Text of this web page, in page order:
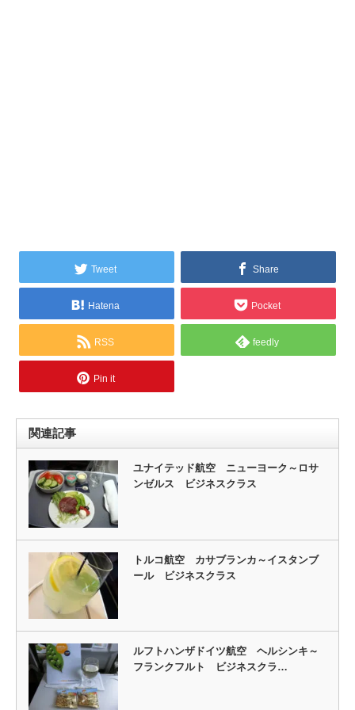
Tweet Share
Hatena Pocket
RSS feedly
Pin it
関連記事
ユナイテッド航空 ニューヨーク～ロサ
ンゼルス ビジネスクラス
トルコ航空 カサブランカ～イスタンブ
ール ビジネスクラス
ルフトハンザドイツ航空 ヘルシンキ～
フランクフルト ビジネスクラ…